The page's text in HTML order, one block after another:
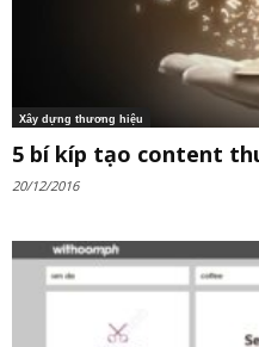
Xây dựng thương hiệu
5 bí kíp tạo content
20/12/2016